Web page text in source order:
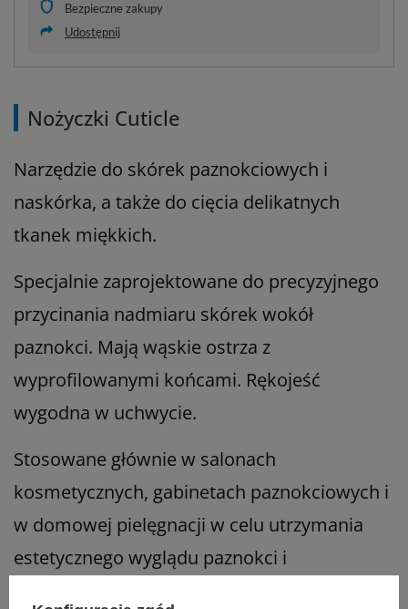
Bezpieczne zakupy
Udostępnij
Nożyczki Cuticle
Narzędzie do skórek paznokciowych i
naskórka, a także do cięcia delikatnych
tkanek miękkich.
Specjalnie zaprojektowane do precyzyjnego
przycinania nadmiaru skórek wokół
paznokci. Mają wąskie ostrza z
wyprofilowanymi końcami. Rękojeść
wygodna w uchwycie.
Stosowane głównie w salonach
kosmetycznych, gabinetach paznokciowych i
w domowej pielęgnacji w celu utrzymania
estetycznego wyglądu paznokci i